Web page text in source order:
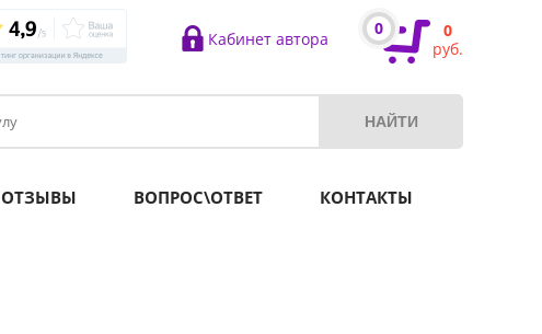
Кабинет автора
0
0
руб.
ОТЗЫВЫ ВОПРОС\ОТВЕТ КОНТАКТЫ